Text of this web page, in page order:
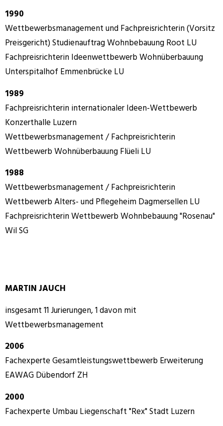
1990
Wettbewerbsmanagement und Fachpreisrichterin (Vorsitz
Preisgericht) Studienauftrag Wohnbebauung Root LU
Fachpreisrichterin Ideenwettbewerb Wohnüberbauung
Unterspitalhof Emmenbrücke LU
1989
Fachpreisrichterin internationaler Ideen-Wettbewerb
Konzerthalle Luzern
Wettbewerbsmanagement / Fachpreisrichterin
Wettbewerb Wohnüberbauung Flüeli LU
1988
Wettbewerbsmanagement / Fachpreisrichterin
Wettbewerb Alters- und Pflegeheim Dagmersellen LU
Fachpreisrichterin Wettbewerb Wohnbebauung "Rosenau"
Wil SG
MARTIN JAUCH
insgesamt 11 Jurierungen, 1 davon mit
Wettbewerbsmanagement
2006
Fachexperte Gesamtleistungswettbewerb Erweiterung
EAWAG Dübendorf ZH
2000
Fachexperte Umbau Liegenschaft "Rex" Stadt Luzern